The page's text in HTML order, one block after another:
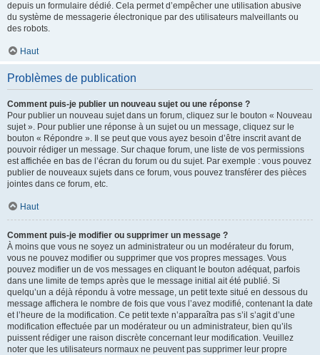
depuis un formulaire dédié. Cela permet d’empêcher une utilisation abusive
du système de messagerie électronique par des utilisateurs malveillants ou
des robots.
Haut
Problèmes de publication
Comment puis-je publier un nouveau sujet ou une réponse ?
Pour publier un nouveau sujet dans un forum, cliquez sur le bouton « Nouveau
sujet ». Pour publier une réponse à un sujet ou un message, cliquez sur le
bouton « Répondre ». Il se peut que vous ayez besoin d’être inscrit avant de
pouvoir rédiger un message. Sur chaque forum, une liste de vos permissions
est affichée en bas de l’écran du forum ou du sujet. Par exemple : vous pouvez
publier de nouveaux sujets dans ce forum, vous pouvez transférer des pièces
jointes dans ce forum, etc.
Haut
Comment puis-je modifier ou supprimer un message ?
À moins que vous ne soyez un administrateur ou un modérateur du forum,
vous ne pouvez modifier ou supprimer que vos propres messages. Vous
pouvez modifier un de vos messages en cliquant le bouton adéquat, parfois
dans une limite de temps après que le message initial ait été publié. Si
quelqu’un a déjà répondu à votre message, un petit texte situé en dessous du
message affichera le nombre de fois que vous l’avez modifié, contenant la date
et l’heure de la modification. Ce petit texte n’apparaîtra pas s’il s’agit d’une
modification effectuée par un modérateur ou un administrateur, bien qu’ils
puissent rédiger une raison discrète concernant leur modification. Veuillez
noter que les utilisateurs normaux ne peuvent pas supprimer leur propre